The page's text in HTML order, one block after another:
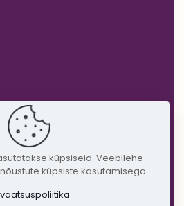
küpsiseid. Veebilehe
küpsiste kasutamisega.